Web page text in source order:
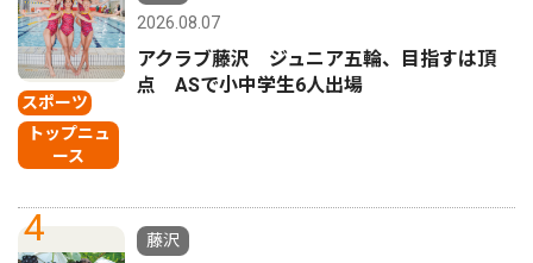
スポーツ
トップニュ
ース
2026.08.07
アクラブ藤沢 ジュニア五輪、目指すは頂
点 ASで小中学生6人出場
4
藤沢